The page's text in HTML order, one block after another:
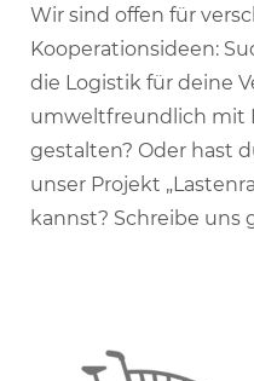
Wir sind offen für
Kooperationsideen:
die Logistik für deine
umweltfreundlich mit
gestalten? Oder hast
unser Projekt
kannst? Schreibe uns